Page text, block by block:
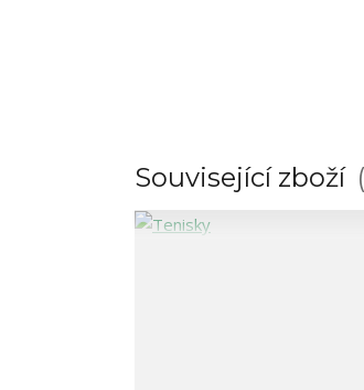
Související zboží